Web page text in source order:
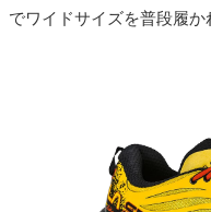
でワイドサイズを普段履か